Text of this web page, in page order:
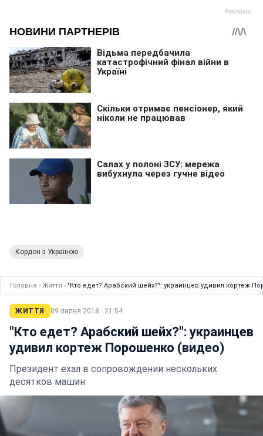
Кордон з Україною
Головна › Життя › "Кто едет? Арабский шейх?": украинцев удивил кортеж
ЖИТТЯ 09 липня 2018 · 21:54
"Кто едет? Арабский шейх?": украинцев
удивил кортеж Порошенко (видео)
Президент ехал в сопровождении нескольких
десятков машин